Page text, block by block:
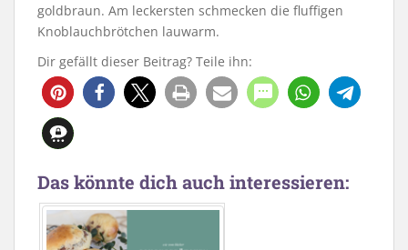
goldbraun. Am leckersten schmecken die fluffigen
Knoblauchbrötchen lauwarm.
Dir gefällt dieser Beitrag? Teile ihn:
117
Das könnte dich auch interessieren: